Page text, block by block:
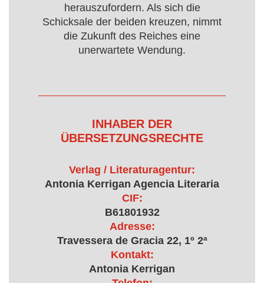
herauszufordern. Als sich die
Schicksale der beiden kreuzen, nimmt
die Zukunft des Reiches eine
unerwartete Wendung.
INHABER DER
ÜBERSETZUNGSRECHTE
Verlag / Literaturagentur:
Antonia Kerrigan Agencia Literaria
CIF:
B61801932
Adresse:
Travessera de Gracia 22, 1º 2ª
Kontakt:
Antonia Kerrigan